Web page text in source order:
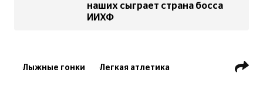
наших сыграет страна босса
ИИХФ
Лыжные гонки Легкая атлетика